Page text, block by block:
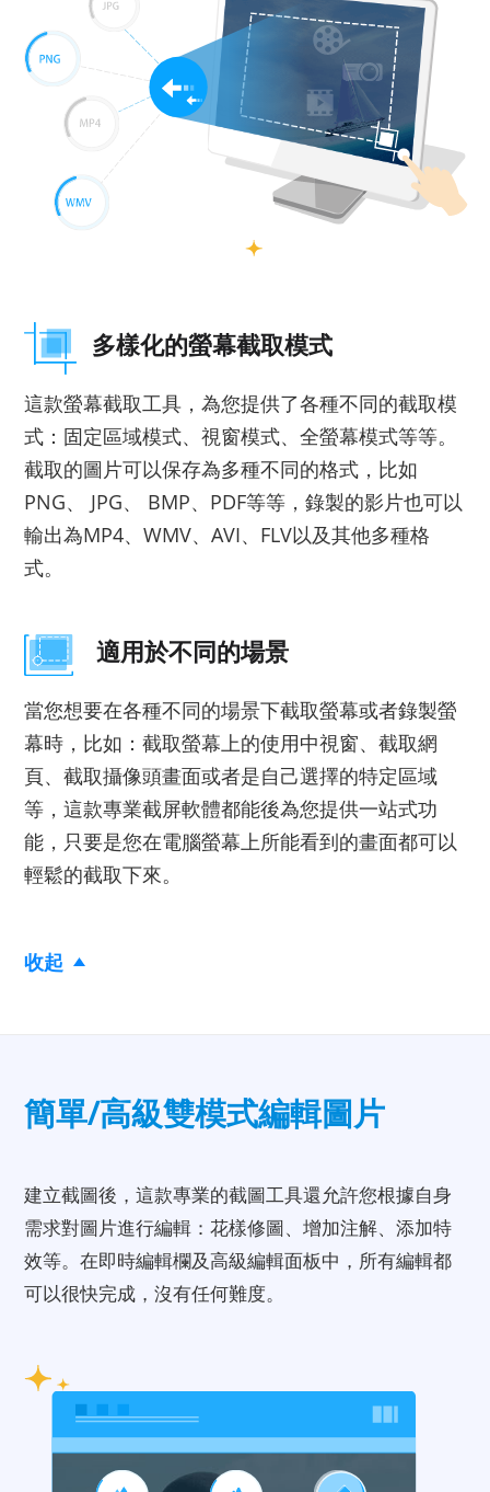
多樣化的螢幕截取模式
這款螢幕截取工具，為您提供了各種不同的截取模
式：固定區域模式、視窗模式、全螢幕模式等等。
截取的圖片可以保存為多種不同的格式，比如
PNG、 JPG、 BMP、PDF等等，錄製的影片也可以
輸出為MP4、WMV、AVI、FLV以及其他多種格
式。
適用於不同的場景
當您想要在各種不同的場景下截取螢幕或者錄製螢
幕時，比如：截取螢幕上的使用中視窗、截取網
頁、截取攝像頭畫面或者是自己選擇的特定區域
等，這款專業截屏軟體都能後為您提供一站式功
能，只要是您在電腦螢幕上所能看到的畫面都可以
輕鬆的截取下來。
收起
簡單/高級雙模式編輯圖片
建立截圖後，這款專業的截圖工具還允許您根據自身
需求對圖片進行編輯：花樣修圖、增加注解、添加特
效等。在即時編輯欄及高級編輯面板中，所有編輯都
可以很快完成，沒有任何難度。